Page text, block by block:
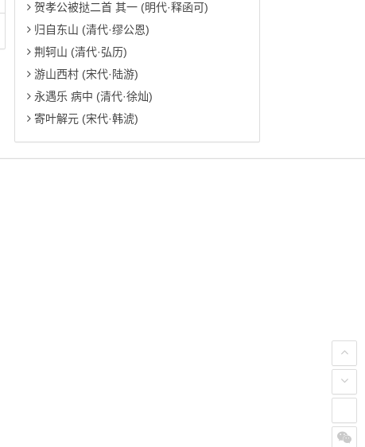
贺孝公被挞二首 其一 (明代·释函可)
归自东山 (清代·缪公恩)
荆轲山 (清代·弘历)
游山西村 (宋代·陆游)
永遇乐 病中 (清代·徐灿)
寄叶解元 (宋代·韩淲)